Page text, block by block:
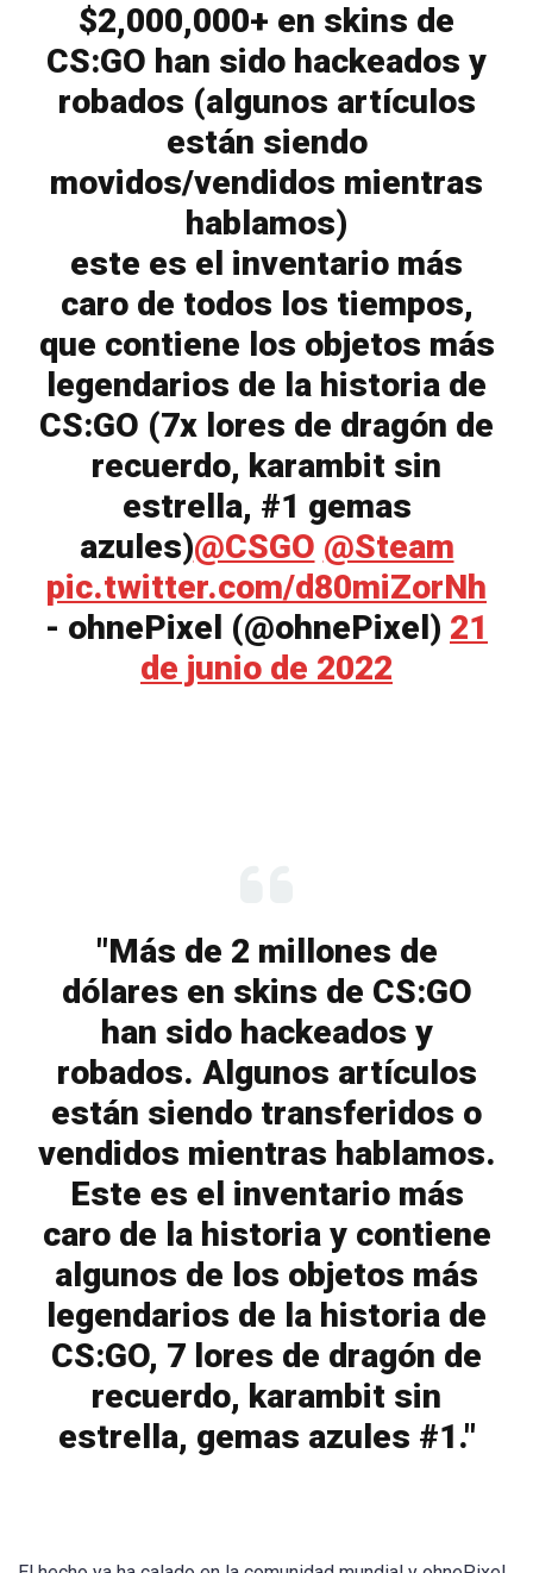
$2,000,000+ en skins de
CS:GO han sido hackeados y
robados (algunos artículos
están siendo
movidos/vendidos mientras
hablamos)
este es el inventario más
caro de todos los tiempos,
que contiene los objetos más
legendarios de la historia de
CS:GO (7x lores de dragón de
recuerdo, karambit sin
estrella, #1 gemas
azules)@CSGO @Steam
pic.twitter.com/d80miZorNh
- ohnePixel (@ohnePixel) 21
de junio de 2022
"Más de 2 millones de
dólares en skins de CS:GO
han sido hackeados y
robados. Algunos artículos
están siendo transferidos o
vendidos mientras hablamos.
Este es el inventario más
caro de la historia y contiene
algunos de los objetos más
legendarios de la historia de
CS:GO, 7 lores de dragón de
recuerdo, karambit sin
estrella, gemas azules #1."